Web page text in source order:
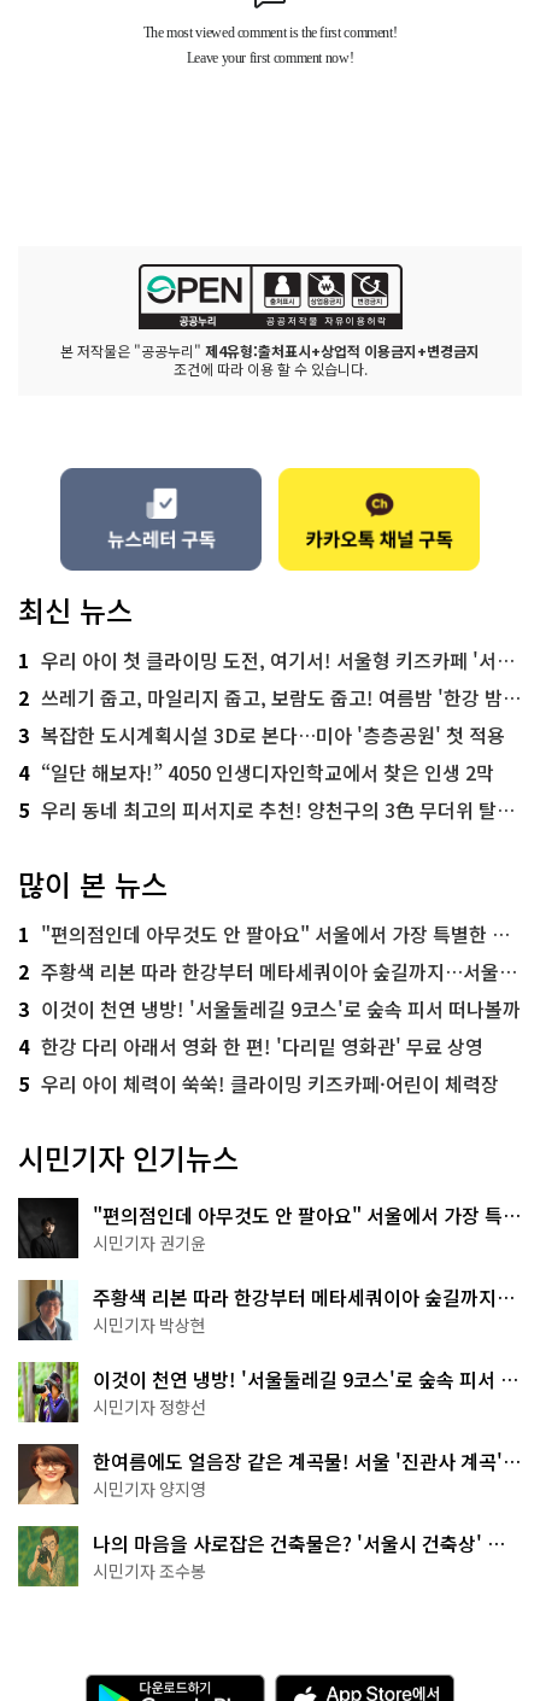
본 저작물은 "공공누리" 제4유형:출처표시+상업적 이용금지+변경금지
조건에 따라 이용 할 수 있습니다.
최신 뉴스
1 우리 아이 첫 클라이밍 도전, 여기서! 서울형 키즈카페 '서울가족플라자점'
2 쓰레기 줍고, 마일리지 줍고, 보람도 줍고! 여름밤 '한강 밤마실 줍깅'
3 복잡한 도시계획시설 3D로 본다…미아 '층층공원' 첫 적용
4 “일단 해보자!” 4050 인생디자인학교에서 찾은 인생 2막
5 우리 동네 최고의 피서지로 추천! 양천구의 3色 무더위 탈출 명소
많이 본 뉴스
1 "편의점인데 아무것도 안 팔아요" 서울에서 가장 특별한 편의점의 정체
2 주황색 리본 따라 한강부터 메타세쿼이아 숲길까지…서울둘레길 15코스
3 이것이 천연 냉방! '서울둘레길 9코스'로 숲속 피서 떠나볼까
4 한강 다리 아래서 영화 한 편! '다리밑 영화관' 무료 상영
5 우리 아이 체력이 쑥쑥! 클라이밍 키즈카페·어린이 체력장
시민기자 인기뉴스
"편의점인데 아무것도 안 팔아요" 서울에서 가장 특별
한 편의점의 정체
시민기자 권기윤
주황색 리본 따라 한강부터 메타세쿼이아 숲길까지…
서울둘레길 15코스
시민기자 박상현
이것이 천연 냉방! '서울둘레길 9코스'로 숲속 피서 떠
나볼까
시민기자 정향선
한여름에도 얼음장 같은 계곡물! 서울 '진관사 계곡'이
천국이네~
시민기자 양지영
나의 마음을 사로잡은 건축물은? '서울시 건축상' 수
상작 공개!
시민기자 조수봉
다 A